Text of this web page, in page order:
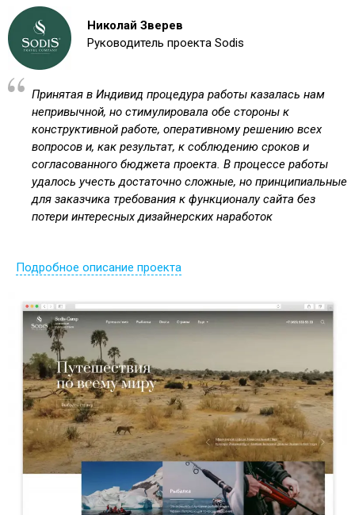
Николай Зверев
Руководитель проекта Sodis
Принятая в Индивид процедура работы казалась нам
непривычной, но стимулировала обе стороны к
конструктивной работе, оперативному решению всех
вопросов и, как результат, к соблюдению сроков и
согласованного бюджета проекта. В процессе работы
удалось учесть достаточно сложные, но принципиальные
для заказчика требования к функционалу сайта без
потери интересных дизайнерских наработок
Подробное описание проекта